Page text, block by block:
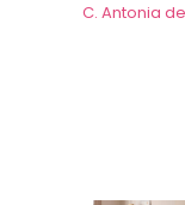
C. Antonia